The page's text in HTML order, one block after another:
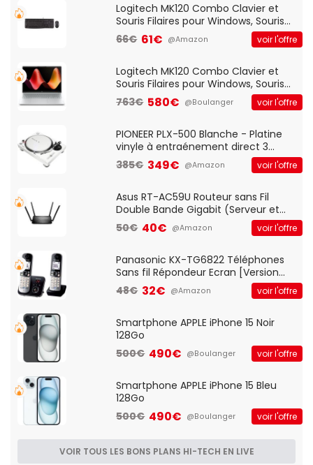
Logitech MK120 Combo Clavier et
Souris Filaires pour Windows, Souris
Optique Filaire, Connexion USB Plug
And Play, Confortable, Taille
QWERTY UK - Noir
66€ 61€ @Amazon voir l'offre
Logitech MK120 Combo Clavier et
Souris Filaires pour Windows, Souris
Optique Filaire, Connexion USB Plug
And Play, Confortable, Taille
QWERTY UK - Noir
763€ 580€ @Boulanger voir l'offre
PIONEER PLX-500 Blanche - Platine
vinyle à entraénement direct 3
vitesses (33-45-78 trs/min) avec
pre-ampli intégré et port USB
385€ 349€ @Amazon voir l'offre
Asus RT-AC59U Routeur sans Fil
Double Bande Gigabit (Serveur et
Client VPN, Triple Vlan, Mode Point
d'accès et Bridge, contrôle Parental,
50€ 40€ @Amazon voir l'offre
Panasonic KX-TG6822 Téléphones
Sans fil Répondeur Ecran [Version
Française]
48€ 32€ @Amazon voir l'offre
Smartphone APPLE iPhone 15 Noir
128Go
500€ 490€ @Boulanger voir l'offre
Smartphone APPLE iPhone 15 Bleu
128Go
500€ 490€ @Boulanger voir l'offre
VOIR TOUS LES BONS PLANS HI-TECH EN LIVE